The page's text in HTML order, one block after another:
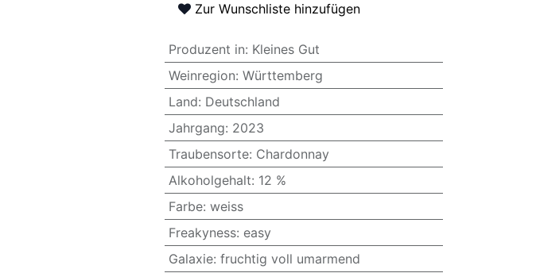
Zur Wunschliste hinzufügen
Produzent in: Kleines Gut
Weinregion: Württemberg
Land: Deutschland
Jahrgang: 2023
Traubensorte: Chardonnay
Alkoholgehalt: 12 %
Farbe: weiss
Freakyness: easy
Galaxie: fruchtig voll umarmend